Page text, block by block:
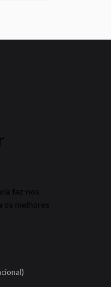
faz-nos
os melhores